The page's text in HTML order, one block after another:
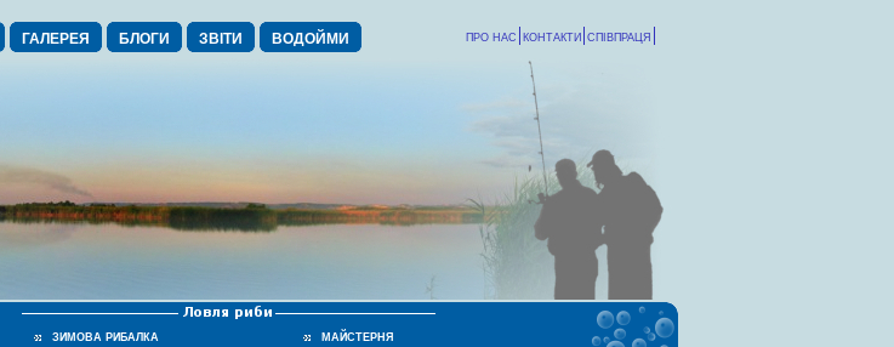
ГАЛЕРЕЯ БЛОГИ ЗВІТИ ВОДОЙМИ СПІВПРАЦЯ
КОНТАКТИ
ПРО НАС
ЗИМОВА РИБАЛКА
МАЙСТЕРНЯ